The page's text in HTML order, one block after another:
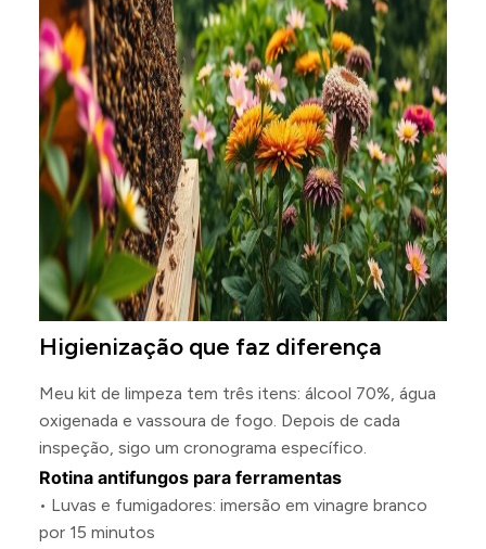
Higienização que faz diferença
Meu kit de limpeza tem três itens: álcool 70%, água
oxigenada e vassoura de fogo. Depois de cada
inspeção, sigo um cronograma específico.
Rotina antifungos para ferramentas
• Luvas e fumigadores: imersão em vinagre branco
por 15 minutos